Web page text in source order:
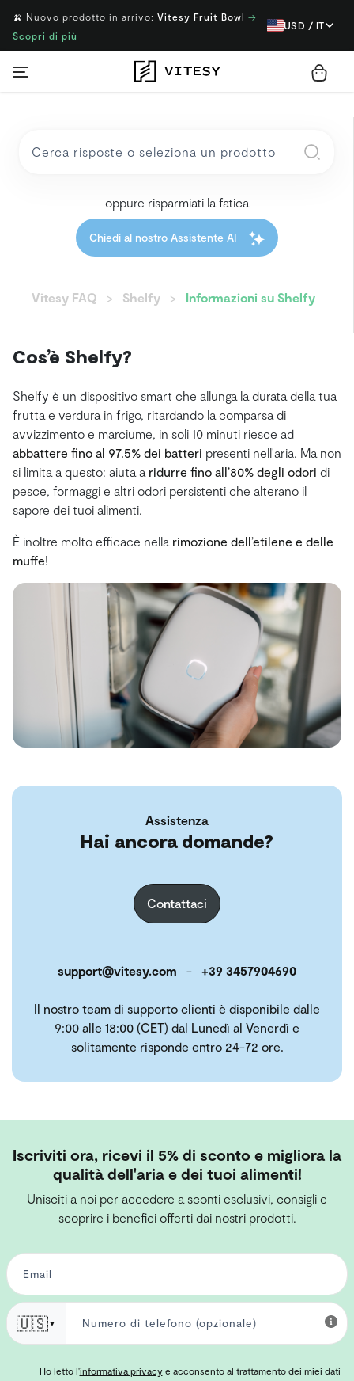
🍌 Nuovo prodotto in arrivo: Vitesy Fruit Bowl →
Scopri di più
USD / IT
oppure risparmiati la fatica
Chiedi al nostro Assistente AI
Vitesy FAQ Shelfy Informazioni su Shelfy
Cos’è Shelfy?
Shelfy è un dispositivo smart che allunga la durata della tua
frutta e verdura in frigo, ritardando la comparsa di
avvizzimento e marciume, in soli 10 minuti riesce ad
abbattere fino al 97.5% dei batteri presenti nell'aria. Ma non
si limita a questo: aiuta a ridurre fino all’80% degli odori di
pesce, formaggi e altri odori persistenti che alterano il
sapore dei tuoi alimenti.
È inoltre molto efficace nella rimozione dell’etilene e delle
muffe!
Assistenza
Hai ancora domande?
Contattaci
support@vitesy.com - +39 3457904690
Il nostro team di supporto clienti è disponibile dalle
9:00 alle 18:00 (CET) dal Lunedì al Venerdì e
solitamente risponde entro 24-72 ore.
Iscriviti ora, ricevi il 5% di sconto e migliora la
qualità dell'aria e dei tuoi alimenti!
Unisciti a noi per accedere a sconti esclusivi, consigli e
scoprire i benefici offerti dai nostri prodotti.
🇺🇸▼
Ho letto l'informativa privacye acconsento al trattamento dei miei dati